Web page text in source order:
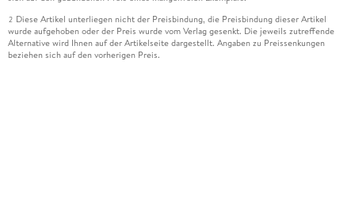
2 Diese Artikel unterliegen nicht der Preisbindung, die Preisbindung dieser Artikel
wurde aufgehoben oder der Preis wurde vom Verlag gesenkt. Die jeweils zutreffende
Alternative wird Ihnen auf der Artikelseite dargestellt. Angaben zu Preissenkungen
beziehen sich auf den vorherigen Preis.